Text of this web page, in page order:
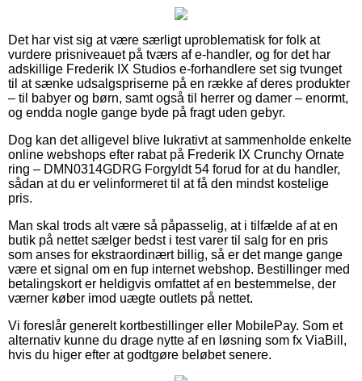
Det har vist sig at være særligt uproblematisk for folk at
vurdere prisniveauet på tværs af e-handler, og for det har
adskillige Frederik IX Studios e-forhandlere set sig tvunget
til at sænke udsalgspriserne på en række af deres produkter
– til babyer og børn, samt også til herrer og damer – enormt,
og endda nogle gange byde på fragt uden gebyr.
Dog kan det alligevel blive lukrativt at sammenholde enkelte
online webshops efter rabat på Frederik IX Crunchy Ornate
ring – DMN0314GDRG Forgyldt 54 forud for at du handler,
sådan at du er velinformeret til at få den mindst kostelige
pris.
Man skal trods alt være så påpasselig, at i tilfælde af at en
butik på nettet sælger bedst i test varer til salg for en pris
som anses for ekstraordinært billig, så er det mange gange
være et signal om en fup internet webshop. Bestillinger med
betalingskort er heldigvis omfattet af en bestemmelse, der
værner køber imod uægte outlets på nettet.
Vi foreslår generelt kortbestillinger eller MobilePay. Som et
alternativ kunne du drage nytte af en løsning som fx ViaBill,
hvis du higer efter at godtgøre beløbet senere.